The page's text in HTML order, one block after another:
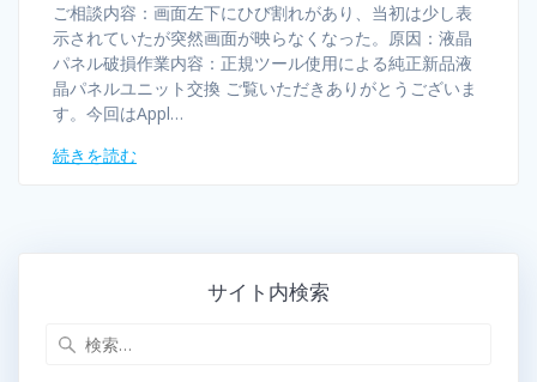
ご相談内容：画面左下にひび割れがあり、当初は少し表
示されていたが突然画面が映らなくなった。原因：液晶
パネル破損作業内容：正規ツール使用による純正新品液
晶パネルユニット交換 ご覧いただきありがとうございま
す。今回はAppl…
続きを読む
サイト内検索